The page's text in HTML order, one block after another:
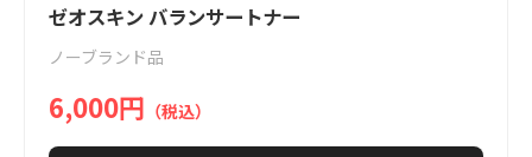
1
1
ゼオスキン バランサートナー
ノーブランド品
6,000円 （税込）